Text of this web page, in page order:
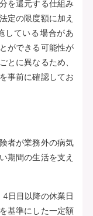
を還元する仕組み
定の限度額に加え
している場合があ
ができる可能性が
とに異なるため、
事前に確認してお
者が業務外の病気
期間の生活を支え
日目以降の休業日
基準にした一定額